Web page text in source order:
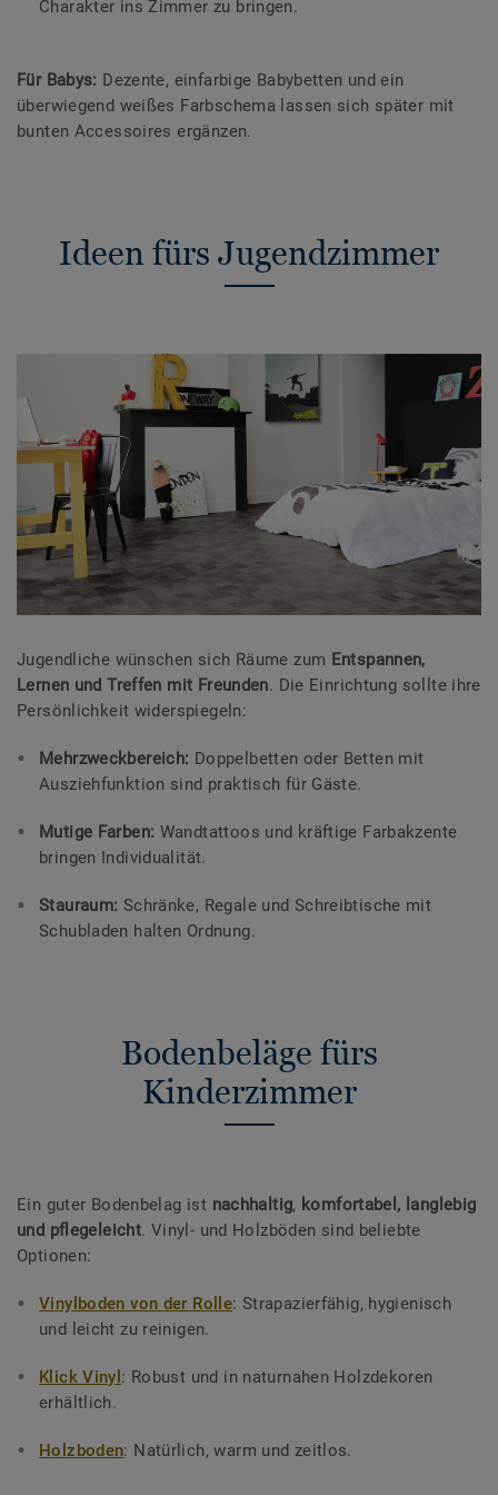
Charakter ins Zimmer zu bringen.
Für Babys: Dezente, einfarbige Babybetten und ein
überwiegend weißes Farbschema lassen sich später mit
bunten Accessoires ergänzen.
Ideen fürs Jugendzimmer
Jugendliche wünschen sich Räume zum Entspannen,
Lernen und Treffen mit Freunden. Die Einrichtung sollte ihre
Persönlichkeit widerspiegeln:
Mehrzweckbereich: Doppelbetten oder Betten mit
Ausziehfunktion sind praktisch für Gäste.
Mutige Farben: Wandtattoos und kräftige Farbakzente
bringen Individualität.
Stauraum: Schränke, Regale und Schreibtische mit
Schubladen halten Ordnung.
Bodenbeläge fürs
Kinderzimmer
Ein guter Bodenbelag ist nachhaltig, komfortabel, langlebig
und pflegeleicht. Vinyl- und Holzböden sind beliebte
Optionen:
Vinylboden von der Rolle: Strapazierfähig, hygienisch
und leicht zu reinigen.
Klick Vinyl : Robust und in naturnahen Holzdekoren
erhältlich.
Holzboden: Natürlich, warm und zeitlos.